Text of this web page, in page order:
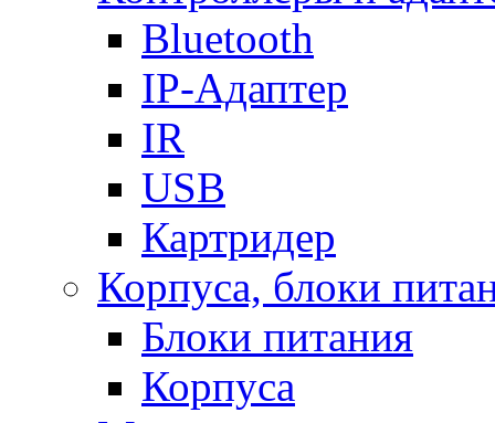
Bluetooth
IP-Адаптер
IR
USB
Картридер
Корпуса, блоки
Блоки питания
Корпуса